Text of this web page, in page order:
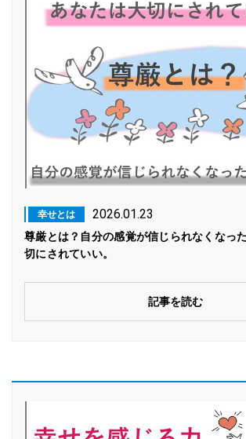
幸せとは 2026.01.23
尊厳とは？自分の感覚が信じられなくなっ
切にされていい。
記事を読む